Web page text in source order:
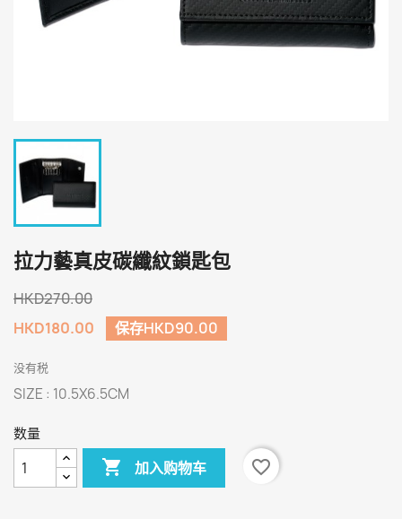
拉力藝真皮碳纖紋鎖匙包
HKD270.00
HKD180.00
保存HKD90.00
没有税
SIZE : 10.5X6.5CM
数量
 加入购物车 favorite_border